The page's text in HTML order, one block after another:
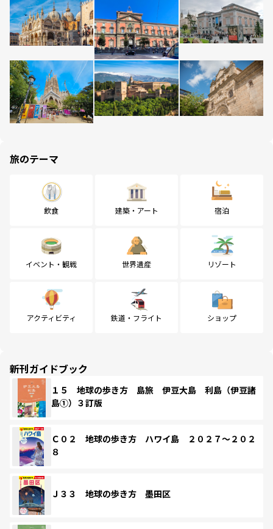
旅のテーマ
飲食 建築・アート 宿泊
イベント・観戦 世界遺産 リゾート
アクティビティ 鉄道・フライト ショップ
新刊ガイドブック
１５ 地球の歩き方 島旅 伊豆大島 利島（伊豆諸
島①）３訂版
Ｃ０２ 地球の歩き方 ハワイ島 ２０２７～２０２
８
Ｊ３３ 地球の歩き方 墨田区